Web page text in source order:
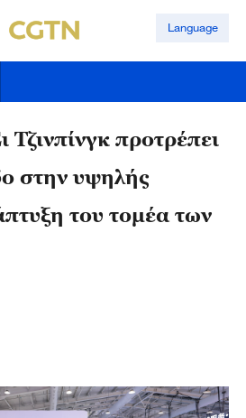
Language
προτρέπει
στην υψηλής
του τομέα των